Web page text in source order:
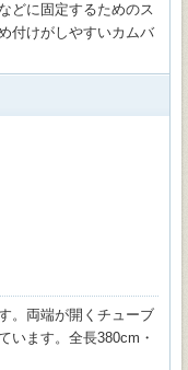
どに固定するためのス
付けがしやすいカムバ
。両端が開くチューブ
います。全長380cm・